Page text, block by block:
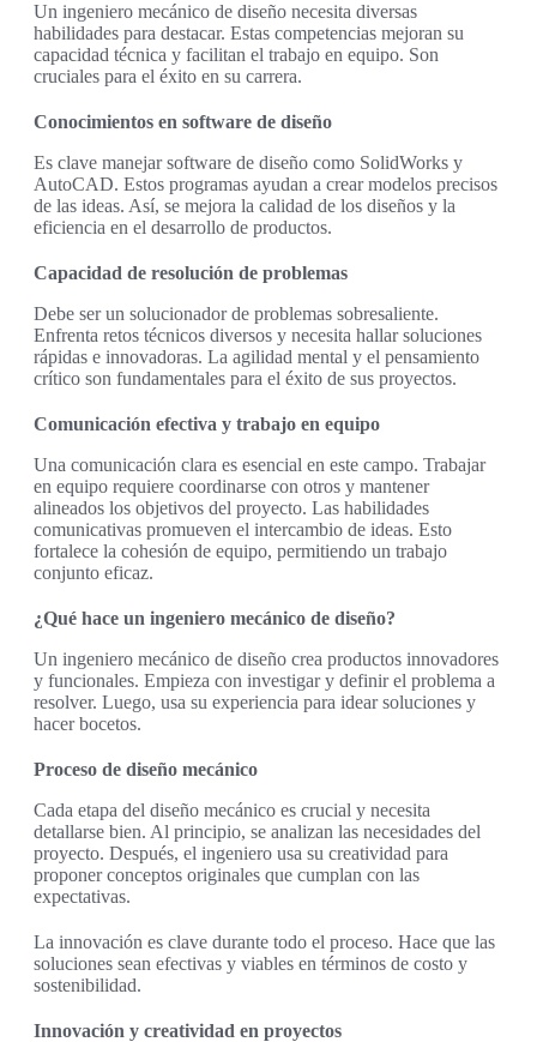
Un ingeniero mecánico de diseño necesita diversas
habilidades para destacar. Estas competencias mejoran su
capacidad técnica y facilitan el trabajo en equipo. Son
cruciales para el éxito en su carrera.
Conocimientos en software de diseño
Es clave manejar software de diseño como SolidWorks y
AutoCAD. Estos programas ayudan a crear modelos precisos
de las ideas. Así, se mejora la calidad de los diseños y la
eficiencia en el desarrollo de productos.
Capacidad de resolución de problemas
Debe ser un solucionador de problemas sobresaliente.
Enfrenta retos técnicos diversos y necesita hallar soluciones
rápidas e innovadoras. La agilidad mental y el pensamiento
crítico son fundamentales para el éxito de sus proyectos.
Comunicación efectiva y trabajo en equipo
Una comunicación clara es esencial en este campo. Trabajar
en equipo requiere coordinarse con otros y mantener
alineados los objetivos del proyecto. Las habilidades
comunicativas promueven el intercambio de ideas. Esto
fortalece la cohesión de equipo, permitiendo un trabajo
conjunto eficaz.
¿Qué hace un ingeniero mecánico de diseño?
Un ingeniero mecánico de diseño crea productos innovadores
y funcionales. Empieza con investigar y definir el problema a
resolver. Luego, usa su experiencia para idear soluciones y
hacer bocetos.
Proceso de diseño mecánico
Cada etapa del diseño mecánico es crucial y necesita
detallarse bien. Al principio, se analizan las necesidades del
proyecto. Después, el ingeniero usa su creatividad para
proponer conceptos originales que cumplan con las
expectativas.
La innovación es clave durante todo el proceso. Hace que las
soluciones sean efectivas y viables en términos de costo y
sostenibilidad.
Innovación y creatividad en proyectos